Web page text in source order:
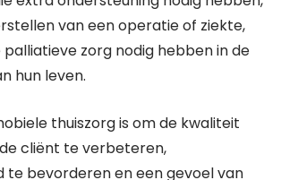
van een operatie of ziekte,
zorg nodig hebben in de
hun leven.
thuiszorg is om de kwaliteit
cliënt te verbeteren,
te bevorderen en een gevoel van